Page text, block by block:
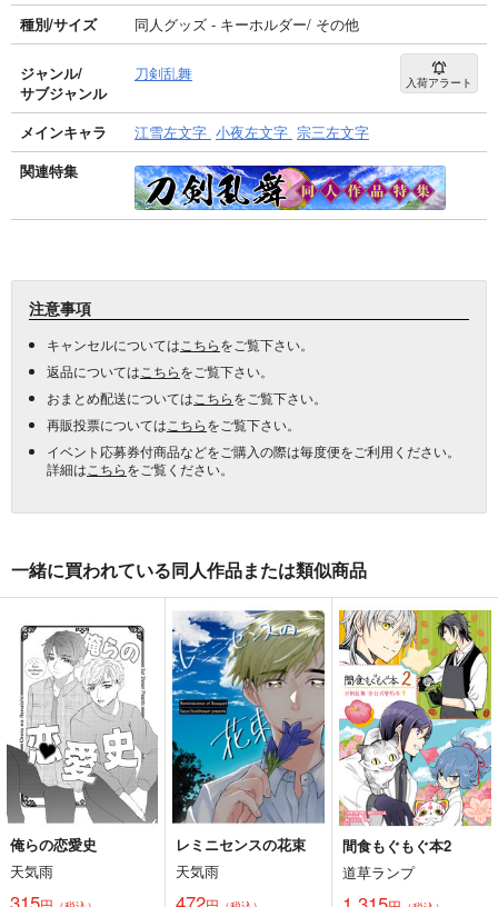
種別/サイズ
同人グッズ - キーホルダー/ その他
ジャンル/
サブジャンル
刀剣乱舞 入荷アラート
メインキャラ 江雪左文字 小夜左文字 宗三左文字
関連特集
注意事項
キャンセルについては こちらをご覧下さい。
返品については こちらをご覧下さい。
おまとめ配送については こちらをご覧下さい。
再販投票については こちらをご覧下さい。
イベント応募券付商品などをご購入の際は毎度便をご利用ください。
詳細は こちらをご覧ください。
一緒に買われている同人作品または類似商品
俺らの恋愛史
天気雨
レミニセンスの花束
天気雨
間食もぐもぐ本2
道草ランプ